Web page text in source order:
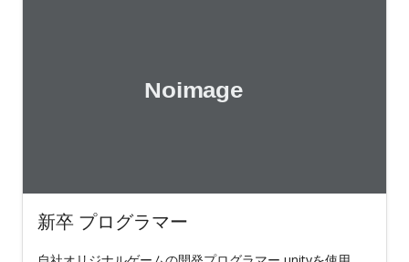
新卒 プログラマー